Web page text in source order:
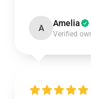
A Amelia
Verified